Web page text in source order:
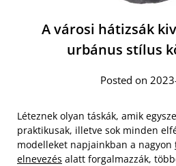
A városi hátizsák
urbánus stílus
Posted on
Léteznek olyan táskák, amik
praktikusak, illetve sok minden
modelleket napjainkban a nagyon
elnevezés alatt forgalmazzák,